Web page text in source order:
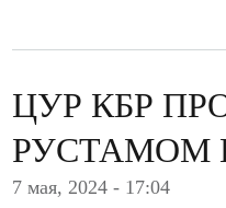
ЦУР КБР
РУСТАМОМ
7 мая, 2024 - 17:04